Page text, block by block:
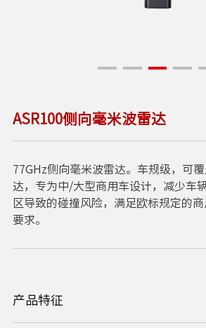
ASR100侧向毫米波雷达
77GHz侧向毫米波雷达。车规级，可覆
达，专为中/大型商用车设计，减少车
区导致的碰撞风险，满足欧标规定的
要求。
产品特征